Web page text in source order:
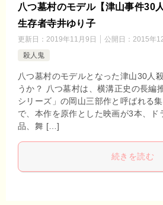
八つ墓村のモデル【津山事件30
生存者寺井ゆり子
更新日： 2019年11月9日 公開日： 2015年
殺人鬼
八つ墓村のモデルとなった津山30人
うか？ 八つ墓村は、横溝正史の長編
シリーズ」の岡山三部作と呼ばれる
で、本作を原作とした映画が3本、
品、舞 […]
続きを読む